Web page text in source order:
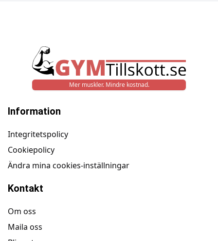
Mer muskler. Mindre kostnad.
Information
Integritetspolicy
Cookiepolicy
Ändra mina cookies-inställningar
Kontakt
Om oss
Maila oss